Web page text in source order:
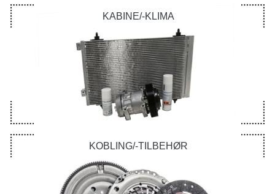
KABINE/-KLIMA
KOBLING/-TILBEHØR